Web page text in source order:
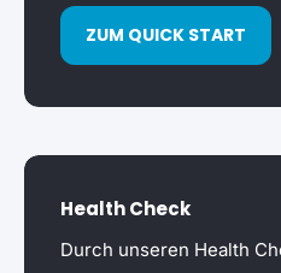
ZUM QUICK START
Health Check
Durch unseren Health